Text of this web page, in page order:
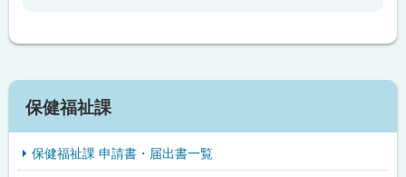
サ
イ
ド
保健福祉課
保健福祉課 申請書・届出書一覧